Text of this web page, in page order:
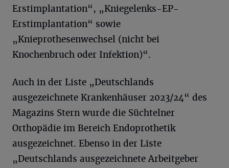
Erstimplantation“, „Kniegelenks-EP-
Erstimplantation“ sowie
„Knieprothesenwechsel (nicht bei
Knochenbruch oder Infektion)“.
Auch in der Liste „Deutschlands
ausgezeichnete Krankenhäuser 2023/24“ des
Magazins Stern wurde die Süchtelner
Orthopädie im Bereich Endoprothetik
ausgezeichnet. Ebenso in der Liste
„Deutschlands ausgezeichnete Arbeitgeber